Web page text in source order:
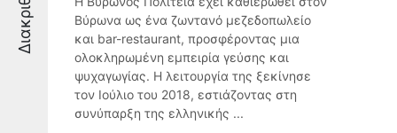
Βύρωνα ως ένα ζωντανό μεζεδοπωλείο
και bar-restaurant, προσφέροντας μια
ολοκληρωμένη εμπειρία γεύσης και
ψυχαγωγίας. Η λειτουργία της ξεκίνησε
τον Ιούλιο του 2018, εστιάζοντας στη
συνύπαρξη της ελληνικής ...